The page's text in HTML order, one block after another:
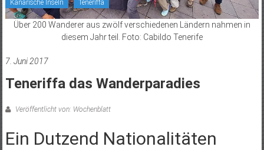
Kanarische Inseln Teneriffa
Über 200 Wanderer aus zwölf verschiedenen Ländern nahmen in
diesem Jahr teil. Foto: Cabildo Tenerife
7. Juni 2017
Teneriffa das Wanderparadies
Veröffentlicht von: Wochenblatt
Ein Dutzend Nationalitäten